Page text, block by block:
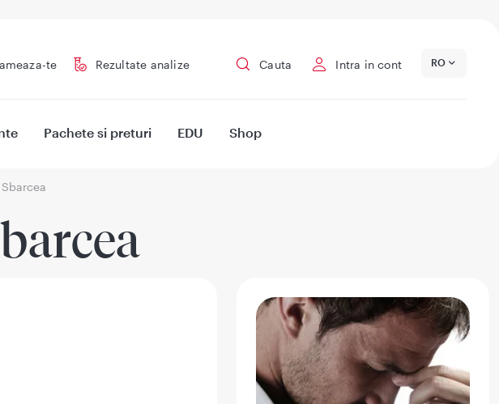
te Rezultate analize Cauta Intra in cont RO
Pachete si preturi EDU Shop